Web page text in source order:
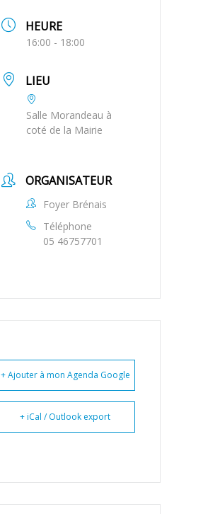
HEURE
16:00 - 18:00
LIEU
Salle Morandeau à
coté de la Mairie
ORGANISATEUR
Foyer Brénais
Téléphone
05 46757701
+ Ajouter à mon Agenda Google
+ iCal / Outlook export